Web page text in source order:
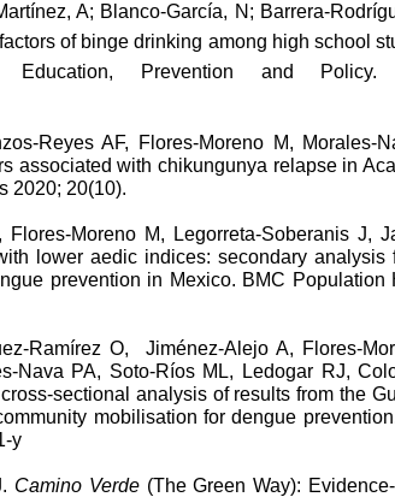
A; Blanco-García, N; Barrera-
of binge drinking among high school
Education, Prevention and Policy.
Reyes AF, Flores-Moreno M, Morales-
associated with chikungunya relapse in
2020; 20(10).
Flores-Moreno M, Legorreta-Soberanis J,
lower aedic indices: secondary analysis
prevention in Mexico. BMC Population
Ramírez O, Jiménez-Alejo A, Flores-
Nava PA, Soto-Ríos ML, Ledogar RJ,
sectional analysis of results from the
mobilisation for dengue
y
Camino Verde (The Green Way):